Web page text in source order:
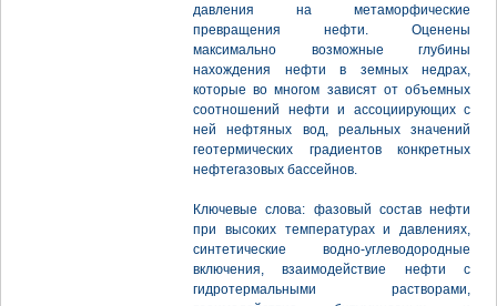
давления на метаморфические
превращения нефти. Оценены
максимально возможные глубины
нахождения нефти в земных недрах,
которые во многом зависят от объемных
соотношений нефти и ассоциирующих с
ней нефтяных вод, реальных значений
геотермических градиентов конкретных
нефтегазовых бассейнов.
Ключевые слова: фазовый состав нефти
при высоких температурах и давлениях,
синтетические водно-углеводородные
включения, взаимодействие нефти с
гидротермальными растворами,